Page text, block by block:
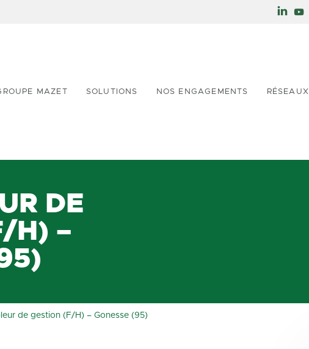
MAZET SOLUTIONS NOS ENGAGEMENTS RÉSEAUX
DE
H) –
de gestion (F/H) – Gonesse (95)